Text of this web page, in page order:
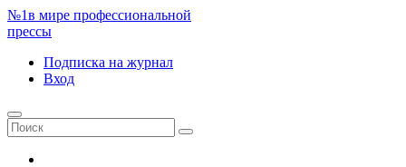
№1в мире профессиональной
прессы
Подписка на журнал
Вход